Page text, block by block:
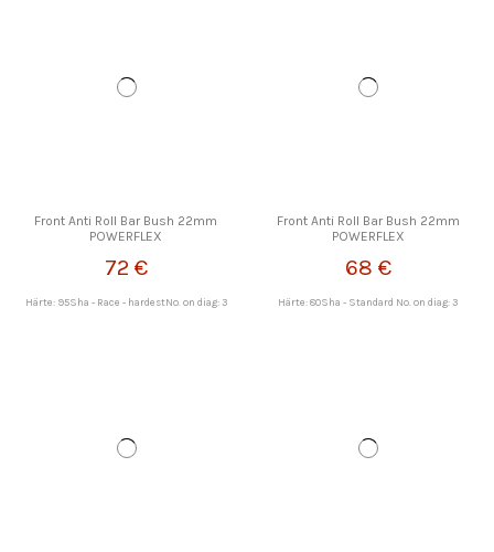
Front Anti Roll Bar Bush 22mm
POWERFLEX
72 €
Härte: 95Sha - Race - hardestNo. on diag: 3
Front Anti Roll Bar Bush 22mm
POWERFLEX
68 €
Härte: 80Sha - Standard No. on diag: 3